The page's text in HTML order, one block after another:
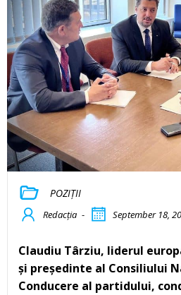
POZIȚII
Redacția - September 18,
Claudiu Târziu, liderul
și președinte al Consiliului
Conducere al partidului,